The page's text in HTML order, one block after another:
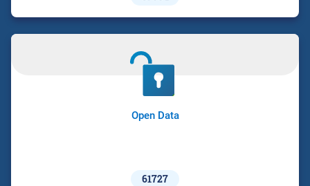
Open Data
61727